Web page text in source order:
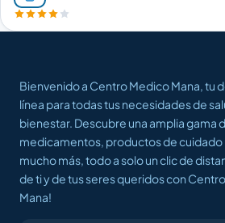
Bienvenido a Centro Medico Mana, tu
línea para todas tus necesidades de
bienestar. Descubre una amplia gama
medicamentos, productos de cuidado
mucho más, todo a solo un clic de
de ti y de tus seres queridos con
Mana!